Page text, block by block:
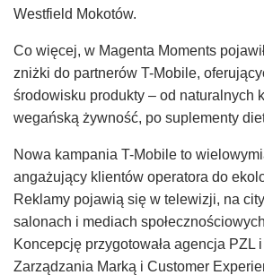
Westfield Mokotów.
Co więcej, w Magenta Moments
zniżki do partnerów T-Mobile,
środowisku produkty – od naturalnych
wegańską żywność, po suplementy
Nowa kampania T-Mobile to
angażujący klientów operatora do
Reklamy pojawią się w telewizji, na
salonach i mediach
Koncepcję przygotowała agencja PZL
Zarządzania Marką i Customer